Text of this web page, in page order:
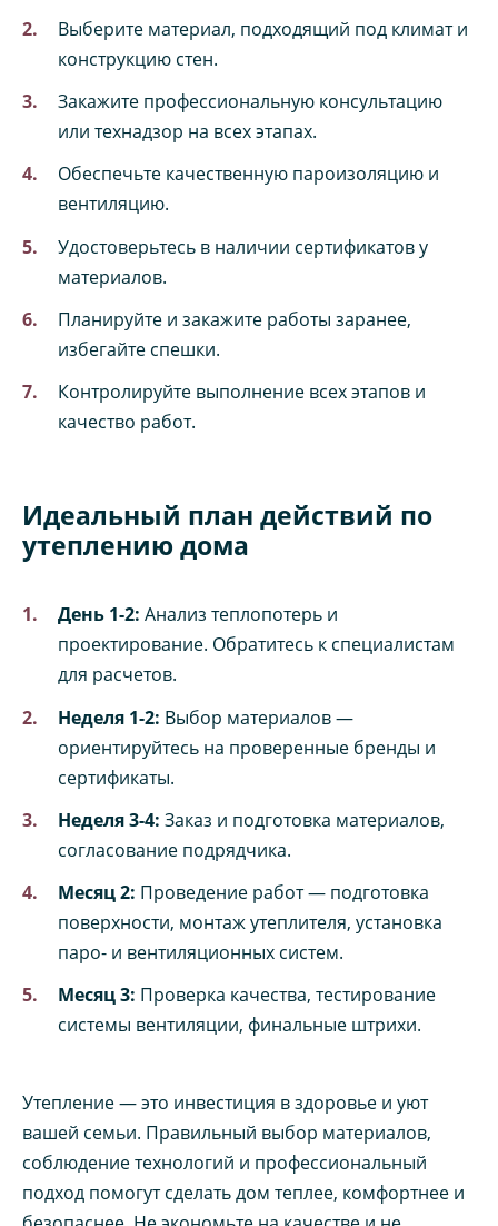
Выберите материал, подходящий под климат и
конструкцию стен.
Закажите профессиональную консультацию
или технадзор на всех этапах.
Обеспечьте качественную пароизоляцию и
вентиляцию.
Удостоверьтесь в наличии сертификатов у
материалов.
Планируйте и закажите работы заранее,
избегайте спешки.
Контролируйте выполнение всех этапов и
качество работ.
Идеальный план действий по
утеплению дома
День 1-2: Анализ теплопотерь и
проектирование. Обратитесь к специалистам
для расчетов.
Неделя 1-2: Выбор материалов —
ориентируйтесь на проверенные бренды и
сертификаты.
Неделя 3-4: Заказ и подготовка материалов,
согласование подрядчика.
Месяц 2: Проведение работ — подготовка
поверхности, монтаж утеплителя, установка
паро- и вентиляционных систем.
Месяц 3: Проверка качества, тестирование
системы вентиляции, финальные штрихи.
Утепление — это инвестиция в здоровье и уют
вашей семьи. Правильный выбор материалов,
соблюдение технологий и профессиональный
подход помогут сделать дом теплее, комфортнее и